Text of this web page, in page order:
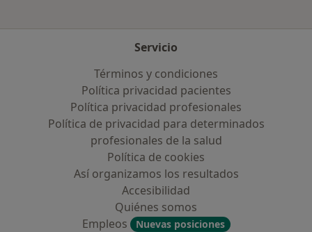
Servicio
Términos y condiciones
Política privacidad pacientes
Política privacidad profesionales
Política de privacidad para determinados
profesionales de la salud
Política de cookies
Así organizamos los resultados
Accesibilidad
Quiénes somos
Empleos
Nuevas posiciones